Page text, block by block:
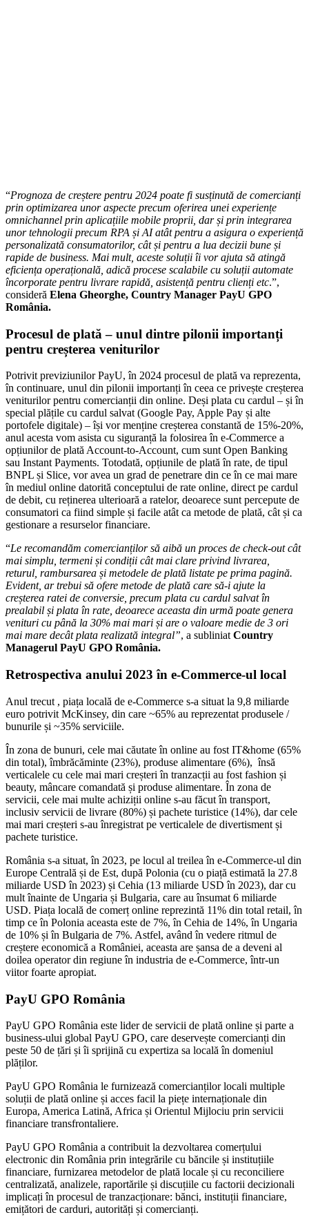
“Prognoza de creștere pentru 2024 poate fi susținută de comercianți
prin optimizarea unor aspecte precum oferirea unei experiențe
omnichannel prin aplicațiile mobile proprii, dar și prin integrarea
unor tehnologii precum RPA și AI atât pentru a asigura o experiență
personalizată consumatorilor, cât și pentru a lua decizii bune și
rapide de business. Mai mult, aceste soluții îi vor ajuta să atingă
eficiența operațională, adică procese scalabile cu soluții automate
încorporate pentru livrare rapidă, asistență pentru clienți etc.”,
consideră Elena Gheorghe, Country Manager PayU GPO
România.
Procesul de plată – unul dintre pilonii importanți
pentru creșterea veniturilor
Potrivit previziunilor PayU, în 2024 procesul de plată va reprezenta,
în continuare, unul din pilonii importanți în ceea ce privește creșterea
veniturilor pentru comercianții din online. Deși plata cu cardul – și în
special plățile cu cardul salvat (Google Pay, Apple Pay și alte
portofele digitale) – își vor menține creșterea constantă de 15%-20%,
anul acesta vom asista cu siguranță la folosirea în e-Commerce a
opțiunilor de plată Account-to-Account, cum sunt Open Banking
sau Instant Payments. Totodată, opțiunile de plată în rate, de tipul
BNPL și Slice, vor avea un grad de penetrare din ce în ce mai mare
în mediul online datorită conceptului de rate online, direct pe cardul
de debit, cu reținerea ulterioară a ratelor, deoarece sunt percepute de
consumatori ca fiind simple și facile atât ca metode de plată, cât și ca
gestionare a resurselor financiare.
“Le recomandăm comercianților să aibă un proces de check-out cât
mai simplu, termeni și condiții cât mai clare privind livrarea,
returul, rambursarea și metodele de plată listate pe prima pagină.
Evident, ar trebui să ofere metode de plată care să-i ajute la
creșterea ratei de conversie, precum plata cu cardul salvat în
prealabil și plata în rate, deoarece aceasta din urmă poate genera
venituri cu până la 30% mai mari și are o valoare medie de 3 ori
mai mare decât plata realizată integral”, a subliniat Country
Managerul PayU GPO România.
Retrospectiva anului 2023 în e-Commerce-ul local
Anul trecut , piața locală de e-Commerce s-a situat la 9,8 miliarde
euro potrivit McKinsey, din care ~65% au reprezentat produsele /
bunurile și ~35% serviciile.
În zona de bunuri, cele mai căutate în online au fost IT&home (65%
din total), îmbrăcăminte (23%), produse alimentare (6%), însă
verticalele cu cele mai mari creșteri în tranzacții au fost fashion și
beauty, mâncare comandată și produse alimentare. În zona de
servicii, cele mai multe achiziții online s-au făcut în transport,
inclusiv servicii de livrare (80%) și pachete turistice (14%), dar cele
mai mari creșteri s-au înregistrat pe verticalele de divertisment și
pachete turistice.
România s-a situat, în 2023, pe locul al treilea în e-Commerce-ul din
Europe Centrală și de Est, după Polonia (cu o piață estimată la 27.8
miliarde USD în 2023) și Cehia (13 miliarde USD în 2023), dar cu
mult înainte de Ungaria și Bulgaria, care au însumat 6 miliarde
USD. Piața locală de comerț online reprezintă 11% din total retail, în
timp ce în Polonia aceasta este de 7%, în Cehia de 14%, în Ungaria
de 10% și în Bulgaria de 7%. Astfel, având în vedere ritmul de
creștere economică a României, aceasta are șansa de a deveni al
doilea operator din regiune în industria de e-Commerce, într-un
viitor foarte apropiat.
PayU GPO România
PayU GPO România este lider de servicii de plată online și parte a
business-ului global PayU GPO, care deservește comercianți din
peste 50 de țări și îi sprijină cu expertiza sa locală în domeniul
plăților.
PayU GPO România le furnizează comercianților locali multiple
soluții de plată online și acces facil la piețe internaționale din
Europa, America Latină, Africa și Orientul Mijlociu prin servicii
financiare transfrontaliere.
PayU GPO România a contribuit la dezvoltarea comerțului
electronic din România prin integrările cu băncile și instituțiile
financiare, furnizarea metodelor de plată locale și cu reconciliere
centralizată, analizele, raportările și discuțiile cu factorii decizionali
implicați în procesul de tranzacționare: bănci, instituții financiare,
emițători de carduri, autorități și comercianți.